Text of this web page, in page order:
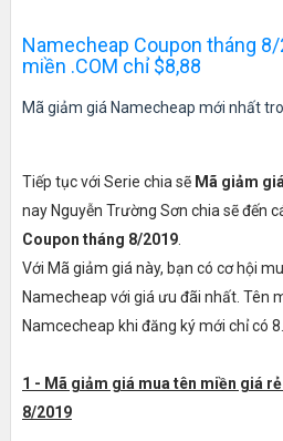
Namecheap Coupon tháng
miền .COM chỉ $8,88
Mã giảm giá Namecheap mới nhất
Tiếp tục với Serie chia sẽ Mã giảm
nay Nguyễn Trường Sơn chia sẽ đến
Coupon tháng 8/2019.
Với Mã giảm giá này, bạn có cơ hội
Namecheap với giá ưu đãi nhất. Tên
Namcecheap khi đăng ký mới chỉ có
1 - Mã giảm giá mua tên miền giá
8/2019